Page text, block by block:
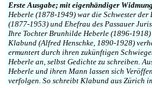
Erste Ausgabe; mit eigenhändiger
Heberle (1878-1949) war die Schwester
(1877-1953) und Ehefrau des Passauer
Ihre Tochter Brunhilde Heberle (1896-
Klabund (Alfred Henschke, 1890-1928)
ermuntert durch ihren zukünftigen
Heberle an, selbst Gedichte zu schreiben.
Heberle und ihren Mann lassen sich
verfolgen. So schreibt Klabund aus Zürich